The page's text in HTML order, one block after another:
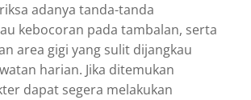
adanya tanda-tanda
kebocoran pada tambalan, serta
area gigi yang sulit dijangkau
harian. Jika ditemukan
dapat segera melakukan